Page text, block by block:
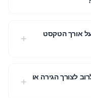
על אורך הטקסט
לצורך הגירה או